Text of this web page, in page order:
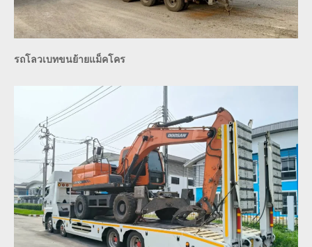
รถโลวเบทขนย้ายแม็คโคร